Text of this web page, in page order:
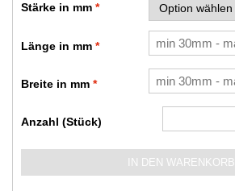
Stärke in mm
Länge in mm
Breite in mm
Anzahl (Stück)
IN DEN WARENKORB